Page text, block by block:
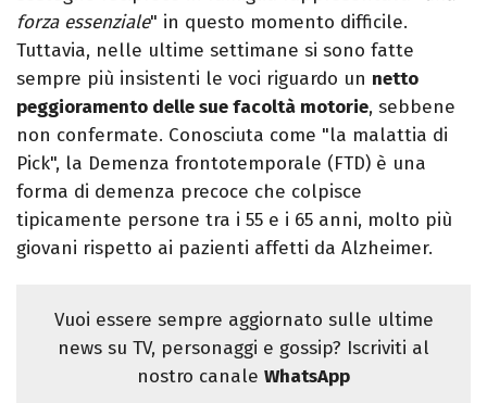
forza essenziale" in questo momento difficile.
Tuttavia, nelle ultime settimane si sono fatte
sempre più insistenti le voci riguardo un netto
peggioramento delle sue facoltà motorie, sebbene
non confermate. Conosciuta come "la malattia di
Pick", la Demenza frontotemporale (FTD) è una
forma di demenza precoce che colpisce
tipicamente persone tra i 55 e i 65 anni, molto più
giovani rispetto ai pazienti affetti da Alzheimer.
Vuoi essere sempre aggiornato sulle ultime
news su TV, personaggi e gossip? Iscriviti al
nostro canale WhatsApp